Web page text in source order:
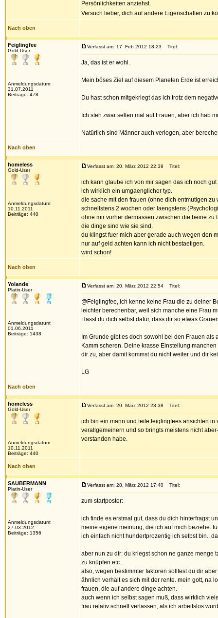
Persönlichkeiten anziehst.
Versuch lieber, dich auf andere Eigenschaften zu
Nach oben
Feiglingfee
Gold-User
Anmeldungsdatum:
31.07.2011
Beiträge: 478
Verfasst am: 17. Feb 2012 18:23 Titel:
Ja, das ist er wohl.
Mein böses Ziel auf diesem Planeten Erde ist
Du hast schon mitgekriegt das ich trotz dem
Ich steh zwar selten mal auf Frauen, aber ich hab
Natürlich sind Männer auch verlogen, aber
Nach oben
homeless
Gold-User
Anmeldungsdatum:
10.11.2011
Beiträge: 440
Verfasst am: 20. März 2012 22:39 Titel:
ich kann glaube ich von mir sagen das ich noch
ich wirklich ein umgaenglicher typ.
die sache mit den frauen (ohne dich entmutigen
schnellstens 2 wochen oder laengstens
ohne mir vorher dermassen zwischen die beine
die dinge sind wie sie sind.
du klingst fuer mich aber gerade auch wegen den
nur auf geld achten kann ich nicht bestaetigen.
wird schon!
Nach oben
Yolande
Platin-User
Anmeldungsdatum:
01.06.2011
Beiträge: 1438
Verfasst am: 20. März 2012 22:54 Titel:
@Feiglingfee, ich kenne keine Frau die zu deiner
leichter berechenbar, weil sich manche eine Frau
Hasst du dich selbst dafür, dass dir so etwas
Im Grunde gibt es doch sowohl bei den Frauen
Kamm scheren. Deine krasse Einstellung
dir zu, aber damit kommst du nicht weiter und dir
LG
Nach oben
homeless
Gold-User
Anmeldungsdatum:
10.11.2011
Beiträge: 440
Verfasst am: 20. März 2012 23:38 Titel:
ich bin ein mann und teile feiglingfees ansichten
verallgemeinern und so bringts meistens nicht
verstanden habe.
Nach oben
SAUBERMANN
Platin-User
Anmeldungsdatum:
27.03.2012
Beiträge: 1356
Verfasst am: 28. März 2012 17:40 Titel:
zum startposter:
ich finde es erstmal gut, dass du dich hinterfragst
meine eigene meinung, die ich auf mich beziehe:
ich einfach nicht hundertprozentig ich selbst bin..
aber nun zu dir: du kriegst schon ne ganze menge
zu knüpfen etc...
also, wegen bestimmter faktoren solltest du dir
ähnlich verhält es sich mit der rente. mein gott, na
frauen, die auf andere dinge achten.
auch wenn ich selbst sagen muß, dass wirklich
frau relativ schnell verlassen, als ich arbeitslos